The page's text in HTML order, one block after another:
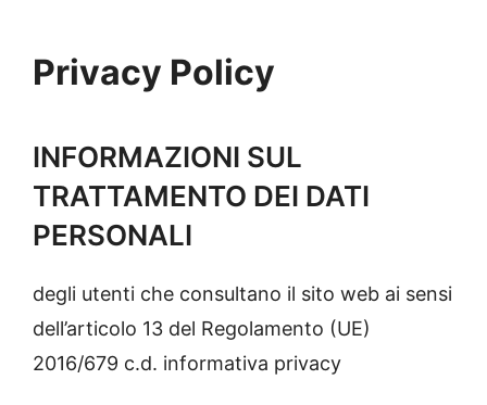
Privacy Policy
INFORMAZIONI SUL
TRATTAMENTO DEI DATI
PERSONALI
degli utenti che consultano il sito web ai sensi
dell’articolo 13 del Regolamento (UE)
2016/679 c.d. informativa privacy